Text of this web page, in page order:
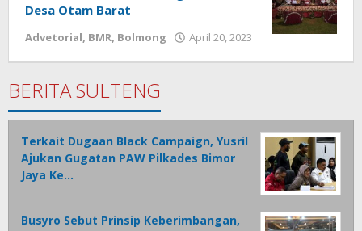
Desa Otam Barat
Advetorial, BMR, Bolmong April 20, 2023
oleh
BERITA SULTENG
Terkait Dugaan Black Campaign, Yusril
Ajukan Gugatan PAW Pilkades Bimor
Jaya Ke…
Busyro Sebut Prinsip Keberimbangan,